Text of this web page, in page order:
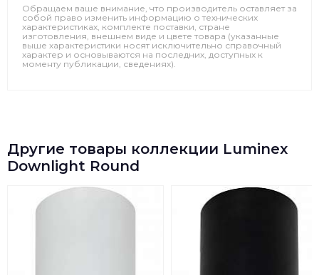
Обращаем ваше внимание, что производитель оставляет за
собой право изменить информацию о технических
характеристиках, комплекте поставки, стране
изготовления, внешнем виде и цвете товара (указанные
выше характеристики носят исключительно справочный
характер и основываются на последних, доступных к
моменту публикации, сведениях).
Другие товары коллекции Luminex
Downlight Round